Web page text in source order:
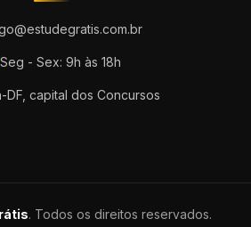
Seg - Sex: 9h às 18h
DF, capital dos Concursos
. Todos os direitos reservados.